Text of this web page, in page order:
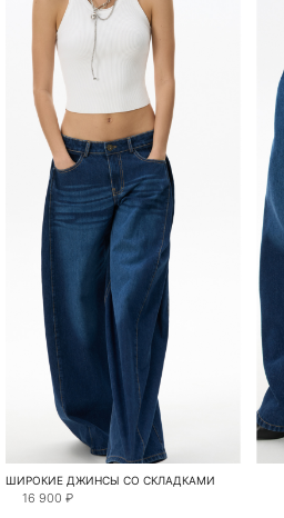
ШИРОКИЕ ДЖИНСЫ СО СКЛАДКАМИ
16 900 ₽